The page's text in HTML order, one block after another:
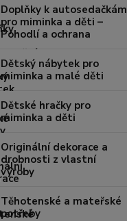
Doplňky k autosedačkám
pro miminka a děti –
Pohodlí a ochrana
Dětský nábytek pro
miminka a malé děti
Dětské hračky pro
miminka a děti
Originální dekorace a
drobnosti z vlastní
výroby
Těhotenské a mateřské
potřeby